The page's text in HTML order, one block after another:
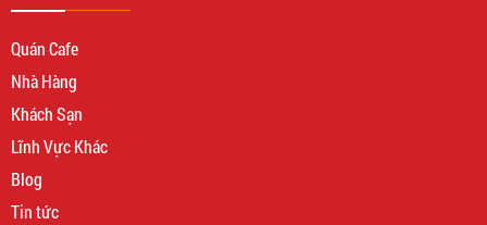
Quán Cafe
Nhà Hàng
Khách Sạn
Lĩnh Vực Khác
Blog
Tin tức